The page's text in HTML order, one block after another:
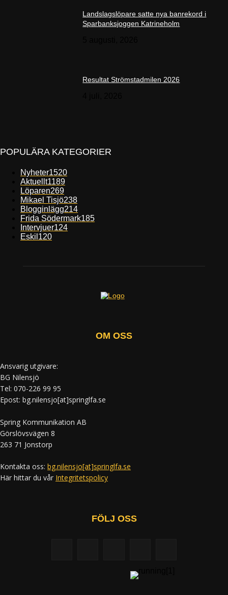
Landslagslöpare satte nya banrekord i
Sparbanksjoggen Katrineholm
Resultat Strömstadmilen 2026
POPULÄRA KATEGORIER
Nyheter1520
Aktuellt1189
Löparen269
Mikael Tisjö238
Blogginlägg214
Frida Södermark185
Intervjuer124
Eskil 120
OM OSS
Ansvarig utgivare:
BG Nilensjö
Tel: 070-226 99 95
Epost: bg.nilensjo[at]springlfa.se
Spring Kommunikation AB
Görslövsvägen 8
263 71 Jonstorp
Kontakta oss: bg.nilensjo[at]springlfa.se
Här hittar du vår Integritetspolicy
FÖLJ OSS